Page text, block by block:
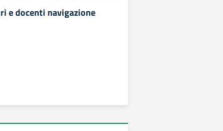
e docenti navigazione